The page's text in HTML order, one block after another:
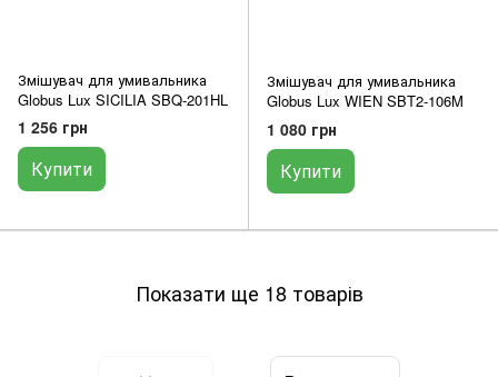
Змішувач для умивальника
Globus Lux SICILIA SBQ-201HL
1 256 грн
Купити
Змішувач для умивальника
Globus Lux WIEN SBT2-106M
1 080 грн
Купити
Показати ще 18 товарів